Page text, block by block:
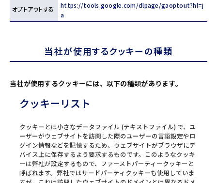
オプトアウトする
https://tools.google.com/dlpage/gaoptout?hl=j
a
当社が使用するクッキーの種類
当社が使用するクッキーには、以下の種類があります。
クッキーリスト
クッキーとは小さなデータファイル (テキストファイル) で、ユ
ーザーがウェブサイトを訪問した際のユーザーの言語設定やロ
グイン情報などを記憶するため、ウェブサイトがブラウザにデ
バイス上に保存するよう要求するものです。このようなクッキ
ーは弊社が設定するもので、ファーストパーティークッキーと
呼ばれます。弊社ではサードパーティクッキーも使用していま